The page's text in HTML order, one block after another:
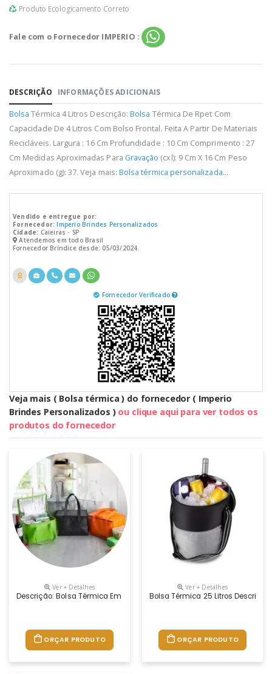
Produto Ecologicamento Correto
Fale com o Fornecedor IMPERIO :
DESCRIÇÃO INFORMAÇÕES ADICIONAIS
Bolsa Térmica 4 Litros Descrição:Bolsa Térmica De Rpet Com
Capacidade De 4 Litros Com Bolso Frontal. Feita A Partir De Materiais
Recicláveis. Largura : 16 Cm Profundidade : 10 Cm Comprimento : 27
Cm Medidas Aproximadas Para Gravação (cxl): 9 Cm X 16 Cm Peso
Aproximado (g): 37. Veja mais: Bolsa térmica personalizada...
Vendido e entregue por:
Fornecedor: Imperio Brindes Personalizados
Cidade: Caieiras - SP
Atendemos em todo Brasil
Fornecedor Bríndice desde: 05/03/2024
Fornecedor Verificado
Veja mais ( Bolsa térmica ) do fornecedor ( Imperio
Brindes Personalizados ) ou clique aqui para ver todos os
produtos do fornecedor
Ver + Detalhes
Descrição: Bolsa Térmica Em Tnt 10 Litros. Altura : 17 Cm Largura : 24,8
ORÇAR PRODUTO
Ver + Detalhes
Bolsa Térmica 25 Litros
ORÇAR PRODUTO